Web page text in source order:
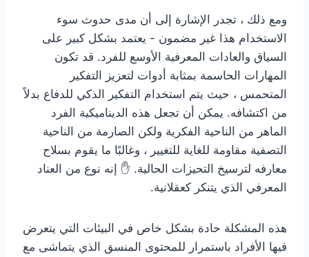
ومع ذلك ، تجدر الإشارة إلى أن مدى حدوث سوء
الاستخدام هذا غير مضمون - يعتمد بشكل كبير على
السياق والعادات المعرفية الأوسع للفرد. قد تكون
المهارات الحاسمة بمثابة أدوات لتعزيز التفكير
المتحمس ، حيث يتم استخدام التفكير الذكي للدفاع بدلاً
من اكتشافه. يمكن أن تجعل هذه الديناميكية الفرد
الماهر من الناحية الفكرية ولكن الصارمة من الناحية
التصفية مقاومة للغاية للتغيير ، وغالبًا ما يقوم بسلاح
معارفه لترسيخ التحيزات الحالية. ✋ إنه نوع من العناد
المعرفي الذي يتنكر كعقلانية.
هذه المشكلة حادة بشكل خاص في البيئات التي يتعرض
فيها الأفراد باستمرار للمحتوى المنسق الذي يتماشى مع